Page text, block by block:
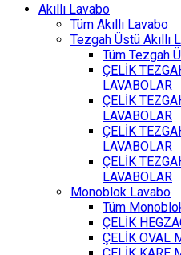
Akıllı Lavabo
Tüm Akıllı Lavabo
Tezgah Üstü Akıllı
Tüm Tezgah
ÇELİK
LAVABOLAR
ÇELİK
LAVABOLAR
ÇELİK
LAVABOLAR
ÇELİK
LAVABOLAR
Monoblok Lavabo
Tüm
ÇELİK
ÇELİK OVAL